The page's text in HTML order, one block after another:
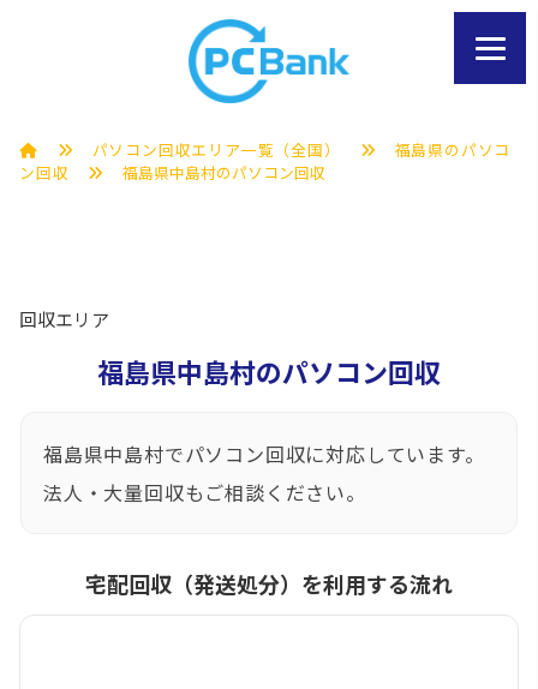
パソコン回収エリア一覧（全国）
福島県のパソコ
ン回収
福島県中島村のパソコン回収
回収エリア
福島県中島村のパソコン回収
福島県中島村でパソコン回収に対応しています。
法人・大量回収もご相談ください。
宅配回収（発送処分）を利用する流れ